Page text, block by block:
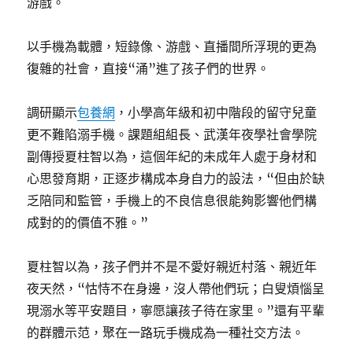
以手機為載體，短錄像、游戲、直播間所浮現的更為
復雜的社會，直接“涌”進了孩子們的世界。
調研顯示包養網 ，小學高年級和初中階段的留守兒童
更不難陷溺手機。課題組組長、武漢年夜學社會學院
副傳授夏柱智以為，這個年紀的未成年人處于身材和
心思發育期，正逐步構成本身自力的設法，“但由於缺
乏陪同和監管，手機上的不良信息很能夠影響他們構
成對的的價值不雅。”
夏柱智以為，孩子們并不是不愛好親近村落、親近年
夜天然，“怙恃不在身邊，沒人帶他們玩；白叟煩惱呈
現溺水等平安題目，寧愿讓孩子待在家里。”還有平輩
的群體示范，聚在一路玩手機成為一種社交方法。